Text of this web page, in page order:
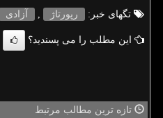
تگهای خبر:
رپورتاژ , آزادی
این مطلب را می پسندید؟
تازه ترین مطالب مرتبط